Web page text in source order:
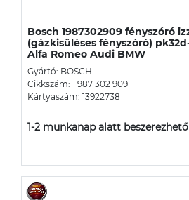
Bosch 1987302909 fényszóró
(gázkisüléses fényszóró)
Alfa Romeo Audi BMW
Gyártó: BOSCH
Cikkszám: 1 987 302 909
Kártyaszám: 13922738
1-2 munkanap alatt beszerezhető